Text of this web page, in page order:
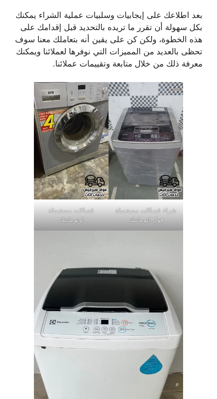
بعد اطلاعك على إيجابيات وسلبيات عملية الشراء يمكنك
بكل سهولة أن تقرر ما تريده بالتحديد قبل إقدامك على
هذه الخطوة، ولكن كن على يقين أنه بتعاملك معنا سوف
تحظى بالعديد من المميزات التي نوفرها لعملائنا ويمكنك
معرفة ذلك من خلال متابعة وتقييمات عملائنا.
شراء غسالات مستعملة
فول اتوماتيك
غسالات مستعملة
اوتوماتيك